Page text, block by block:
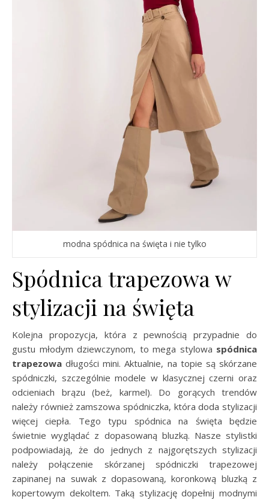
modna spódnica na święta i nie tylko
Spódnica trapezowa w
stylizacji na święta
Kolejna propozycja, która z pewnością przypadnie do
gustu młodym dziewczynom, to mega stylowa spódnica
trapezowa długości mini. Aktualnie, na topie są skórzane
spódniczki, szczególnie modele w klasycznej czerni oraz
odcieniach brązu (beż, karmel). Do gorących trendów
należy również zamszowa spódniczka, która doda stylizacji
więcej ciepła. Tego typu spódnica na święta będzie
świetnie wyglądać z dopasowaną bluzką. Nasze stylistki
podpowiadają, że do jednych z najgorętszych stylizacji
należy połączenie skórzanej spódniczki trapezowej
zapinanej na suwak z dopasowaną, koronkową bluzką z
kopertowym dekoltem. Taką stylizację dopełnij modnymi